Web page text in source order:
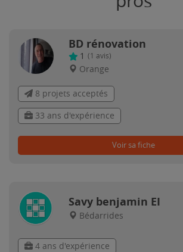
BD rénovation
1 (1 avis)
Orange
8 projets acceptés
33 ans d'expérience
Voir sa fiche
Savy benjamin EI
Bédarrides
4 ans d'expérience